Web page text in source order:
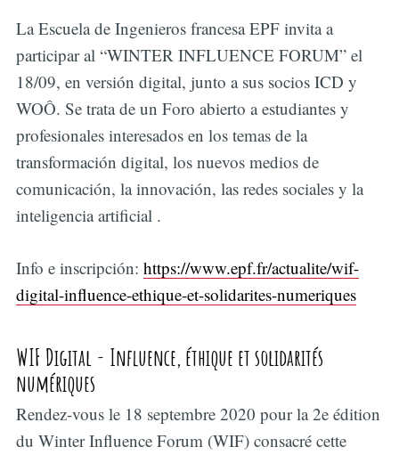
La Escuela de Ingenieros francesa EPF invita a
participar al “WINTER INFLUENCE FORUM” el
18/09, en versión digital, junto a sus socios ICD y
WOÔ. Se trata de un Foro abierto a estudiantes y
profesionales interesados en los temas de la
transformación digital, los nuevos medios de
comunicación, la innovación, las redes sociales y la
inteligencia artificial .
Info e inscripción: https://www.epf.fr/actualite/wif-
digital-influence-ethique-et-solidarites-numeriques
WIF Digital - Influence, éthique et solidarités
numériques
Rendez-vous le 18 septembre 2020 pour la 2e édition
du Winter Influence Forum (WIF) consacré cette